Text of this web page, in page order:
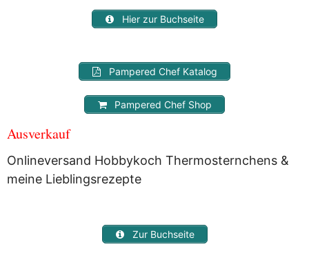
Hier zur Buchseite
Pampered Chef Katalog
Pampered Chef Shop
Ausverkauf
Onlineversand Hobbykoch Thermosternchens &
meine Lieblingsrezepte
Zur Buchseite